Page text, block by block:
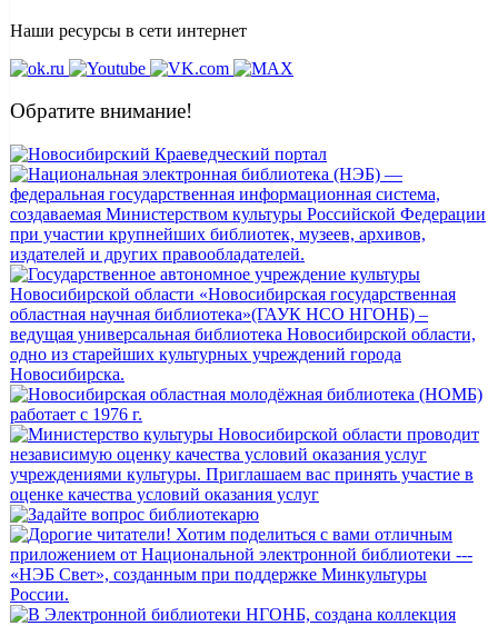
Наши ресурсы в сети интернет
Обратите внимание!